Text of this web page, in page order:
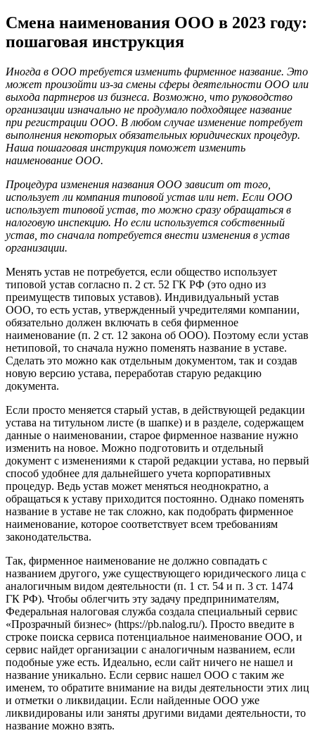
Смена наименования ООО в 2023 году:
пошаговая инструкция
Иногда в ООО требуется изменить фирменное название. Это
может произойти из-за смены сферы деятельности ООО или
выхода партнеров из бизнеса. Возможно, что руководство
организации изначально не продумало подходящее название
при регистрации ООО. В любом случае изменение потребует
выполнения некоторых обязательных юридических процедур.
Наша пошаговая инструкция поможет изменить
наименование ООО.
Процедура изменения названия ООО зависит от того,
использует ли компания типовой устав или нет. Если ООО
использует типовой устав, то можно сразу обращаться в
налоговую инспекцию. Но если используется собственный
устав, то сначала потребуется внести изменения в устав
организации.
Менять устав не потребуется, если общество использует
типовой устав согласно п. 2 ст. 52 ГК РФ (это одно из
преимуществ типовых уставов). Индивидуальный устав
ООО, то есть устав, утвержденный учредителями компании,
обязательно должен включать в себя фирменное
наименование (п. 2 ст. 12 закона об ООО). Поэтому если устав
нетиповой, то сначала нужно поменять название в уставе.
Сделать это можно как отдельным документом, так и создав
новую версию устава, переработав старую редакцию
документа.
Если просто меняется старый устав, в действующей редакции
устава на титульном листе (в шапке) и в разделе, содержащем
данные о наименовании, старое фирменное название нужно
изменить на новое. Можно подготовить и отдельный
документ с изменениями к старой редакции устава, но первый
способ удобнее для дальнейшего учета корпоративных
процедур. Ведь устав может меняться неоднократно, а
обращаться к уставу приходится постоянно. Однако поменять
название в уставе не так сложно, как подобрать фирменное
наименование, которое соответствует всем требованиям
законодательства.
Так, фирменное наименование не должно совпадать с
названием другого, уже существующего юридического лица с
аналогичным видом деятельности (п. 1 ст. 54 и п. 3 ст. 1474
ГК РФ). Чтобы облегчить эту задачу предпринимателям,
Федеральная налоговая служба создала специальный сервис
«Прозрачный бизнес» (https://pb.nalog.ru/). Просто введите в
строке поиска сервиса потенциальное наименование ООО, и
сервис найдет организации с аналогичным названием, если
подобные уже есть. Идеально, если сайт ничего не нашел и
название уникально. Если сервис нашел ООО с таким же
именем, то обратите внимание на виды деятельности этих лиц
и отметки о ликвидации. Если найденные ООО уже
ликвидированы или заняты другими видами деятельности, то
название можно взять.